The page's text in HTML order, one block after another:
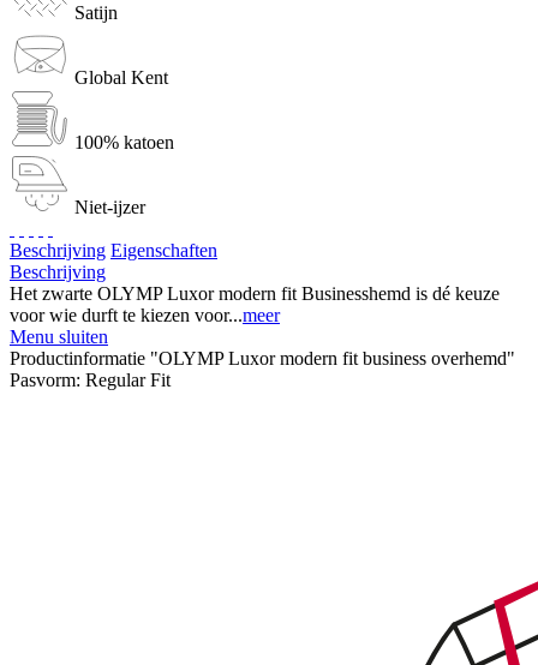
Satijn
Global Kent
100% katoen
Niet-ijzer
Beschrijving Eigenschaften
Beschrijving
Het zwarte OLYMP Luxor modern fit Businesshemd is dé keuze
voor wie durft te kiezen voor...meer
Menu sluiten
Productinformatie "OLYMP Luxor modern fit business overhemd"
Pasvorm: Regular Fit